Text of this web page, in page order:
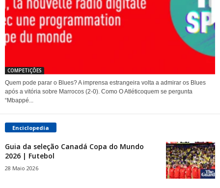
COMPETIÇÕES
Quem pode parar o Blues? A imprensa estrangeira volta a admirar os Blues
após a vitória sobre Marrocos (2-0). Como O Atléticoquem se pergunta
“Mbappé...
Enciclopedia
Guia da seleção Canadá Copa do Mundo
2026 | Futebol
28 Maio 2026